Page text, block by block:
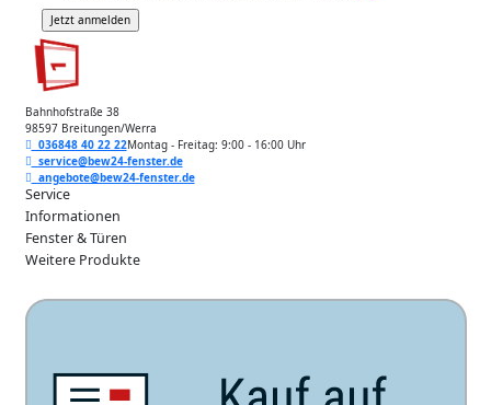
Bahnhofstraße 38
98597 Breitungen/Werra
036848 40 22 22Montag - Freitag: 9:00 - 16:00 Uhr
service@bew24-fenster.de
angebote@bew24-fenster.de
Service
Informationen
Fenster & Türen
Weitere Produkte